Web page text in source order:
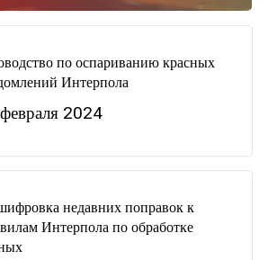
по оспариванию красных
Интерпола
2024
недавних поправок к
Интерпола по обработке